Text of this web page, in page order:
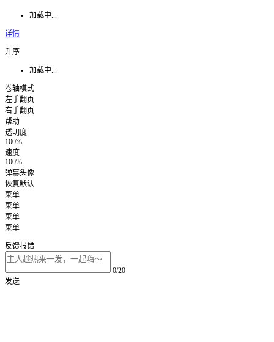
加载中...
详情
升序
加载中...
卷轴模式
左手翻页
右手翻页
帮助
透明度
100%
速度
100%
弹幕头像
恢复默认
菜单
菜单
菜单
菜单
反馈报错
0/20
发送